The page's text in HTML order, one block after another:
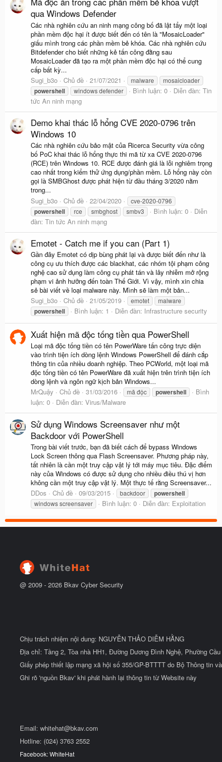
qua Windows Defender
Các nhà nghiên cứu an ninh mạng công bố đã lật tẩy một loại
phần mềm độc hại ít được biết đến có tên là "MosaicLoader"
giấu mình trong các phần mềm bẻ khóa. Các nhà nghiên cứu
Bitdefender cho biết những kẻ tấn công đằng sau
MosaicLoader đã tạo ra một phần mềm độc hại có thể cung
cấp bất kỳ...
Sugi_b3o
Chủ đề 21/07/2021 malware mosaicloader
powershell windows defender Bình luận: 0 Diễn đàn: Tin
tức An ninh mạng
Demo khai thác lỗ hổng CVE 2020-0796 trên
Windows 10
Các nhà nghiên cứu bảo mật của Ricerca Security vừa công
bố PoC khai thác lỗ hổng thực thi mã từ xa CVE 2020-0796
(RCE) trên Windows 10. RCE được đánh giá là lỗi nghiêm trọng
cao nhất trong kiểm thử ứng dụng/phần mềm. Lỗ hổng này còn
gọi là SMBGhost được phát hiện từ đầu tháng 3/2020 nằm
trong...
Sugi_b3o
Chủ đề 22/04/2020 cve-2020-0796
powershell rce smbghost smbv3 Bình luận: 0
Diễn
đàn: Tin tức An ninh mạng
Emotet - Catch me if you can (Part 1)
Gần đây Emotet có dịp bùng phát lại và được biết đến như là
công cụ ưu thích được các blackhat, các nhóm tội phạm công
nghệ cao sử dụng làm công cụ phát tán và lây nhiễm mở rộng
phạm vi ảnh hưởng đến toàn Thế Giới. Vì vậy, mình xin chia
sẻ bài viết về loại malware này. Mình sẽ làm một bản...
Sugi_b3o
Chủ đề 21/05/2019 emotet malware
powershell Bình luận: 1 Diễn đàn: Infrastructure security
Xuất hiện mã độc tống tiền qua PowerShell
Loại mã độc tống tiền có tên PowerWare tấn công trực diện
vào trình tiện ích dòng lệnh Windows PowerShell để đánh cắp
thông tin của nhiều doanh nghiệp. Theo PCWorld, một loại mã
độc tống tiền có tên PowerWare đã xuất hiện trên trình tiện ích
dòng lệnh và ngôn ngữ kịch bản Windows...
MrQuậy
Chủ đề 31/03/2016 mã độc powershell
Bình
luận: 0
Diễn đàn: Virus/Malware
Sử dụng Windows Screensaver như một
Backdoor với PowerShell
Trong bài viết trước, bạn đã biết cách để bypass Windows
Lock Screen thông qua Flash Screensaver. Phương pháp này,
tất nhiên là cần một truy cập vật lý tới máy mục tiêu. Đặc điểm
này của Windows có được sử dụng cho nhiều điều thú vị hơn
không cần một truy cập vật lý. Một thực tế rằng Screensaver...
DDos
Chủ đề 09/03/2015 backdoor powershell
windows screensaver Bình luận: 0 Diễn đàn: Exploitation
@ 2009 - 2026 Bkav Cyber Security
Chịu trách nhiệm nội dung: NGUYỄN THẢO DIỄM HẰNG
Địa chỉ: Tầng 2, Tòa nhà HH1, Đường Dương Đình Nghệ, Phường
Giấy phép thiết lập mạng xã hội số 355/GP-BTTTT do Bộ Thông tin
Ghi rõ 'nguồn Bkav' khi phát hành lại thông tin từ Website này
Email: whitehat@bkav.com
Hotline: (024) 3763 2552
Facebook: WhiteHat